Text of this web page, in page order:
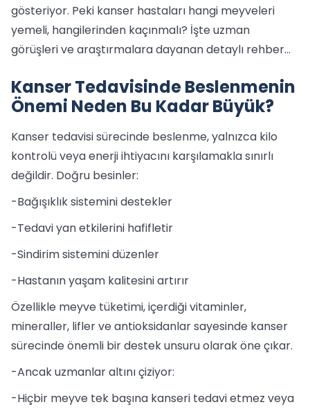
gösteriyor. Peki kanser hastaları hangi meyveleri
yemeli, hangilerinden kaçınmalı? İşte uzman
görüşleri ve araştırmalara dayanan detaylı rehber…
Kanser Tedavisinde Beslenmenin
Önemi Neden Bu Kadar Büyük?
Kanser tedavisi sürecinde beslenme, yalnızca kilo
kontrolü veya enerji ihtiyacını karşılamakla sınırlı
değildir. Doğru besinler:
-Bağışıklık sistemini destekler
-Tedavi yan etkilerini hafifletir
-Sindirim sistemini düzenler
-Hastanın yaşam kalitesini artırır
Özellikle meyve tüketimi, içerdiği vitaminler,
mineraller, lifler ve antioksidanlar sayesinde kanser
sürecinde önemli bir destek unsuru olarak öne çıkar.
-Ancak uzmanlar altını çiziyor:
-Hiçbir meyve tek başına kanseri tedavi etmez veya